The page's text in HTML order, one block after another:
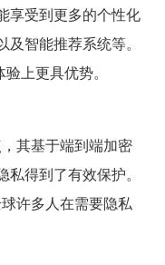
享受到更多的个性化
智能推荐系统等。
上更具优势。
其基于端到端加密
得到了有效保护。
许多人在需要隐私